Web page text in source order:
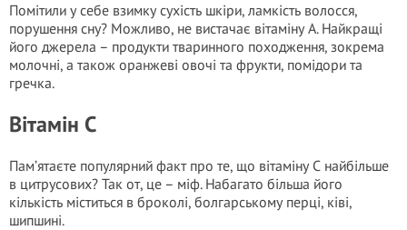
Помітили у себе взимку сухість шкіри, ламкість волосся,
порушення сну? Можливо, не вистачає вітаміну А. Найкращі
його джерела – продукти тваринного походження, зокрема
молочні, а також оранжеві овочі та фрукти, помідори та
гречка.
Вітамін С
Пам’ятаєте популярний факт про те, що вітаміну С найбільше
в цитрусових? Так от, це – міф. Набагато більша його
кількість міститься в броколі, болгарському перці, ківі,
шипшині.